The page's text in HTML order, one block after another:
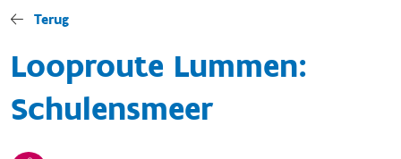
Terug
Looproute Lummen:
Schulensmeer